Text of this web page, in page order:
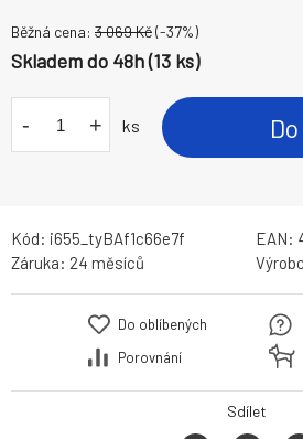
Běžná cena: 3 069Kč(-37%)
Skladem do 48h (13 ks)
- + ks
Kód: i655_tyBAf1c66e7f EAN:
Záruka: 24 měsíců
Do oblíbených
Porovnání
Sdílet